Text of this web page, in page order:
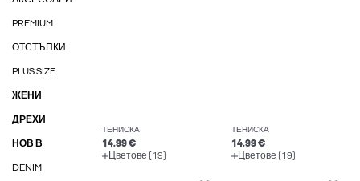
PREMIUM
ОТСТЪПКИ
PLUS SIZE
ЖЕНИ
ДРЕХИ
НОВ В
DENIM
ТЕНИСКА
14.99 €
Цветове (19)
ТЕНИСКА
14.99 €
Цветове (19)